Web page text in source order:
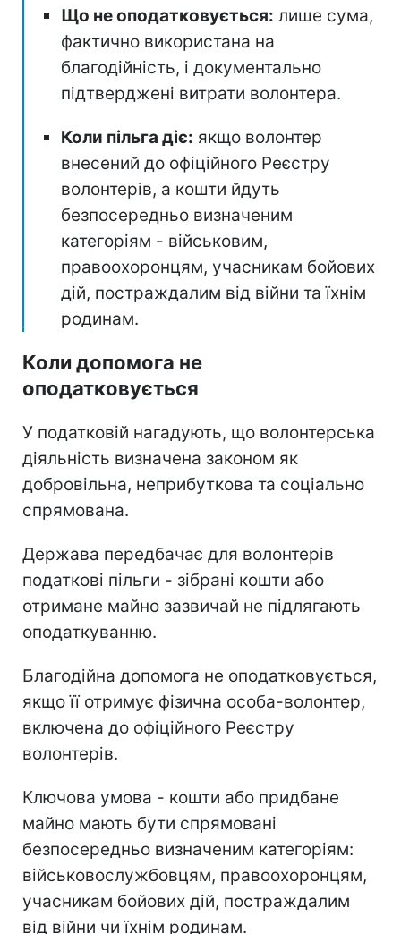
Що не оподатковується: лише сума,
фактично використана на
благодійність, і документально
підтверджені витрати волонтера.
Коли пільга діє: якщо волонтер
внесений до офіційного Реєстру
волонтерів, а кошти йдуть
безпосередньо визначеним
категоріям - військовим,
правоохоронцям, учасникам бойових
дій, постраждалим від війни та їхнім
родинам.
Коли допомога не
оподатковується
У податковій нагадують, що волонтерська
діяльність визначена законом як
добровільна, неприбуткова та соціально
спрямована.
Держава передбачає для волонтерів
податкові пільги - зібрані кошти або
отримане майно зазвичай не підлягають
оподаткуванню.
Благодійна допомога не оподатковується,
якщо її отримує фізична особа-волонтер,
включена до офіційного Реєстру
волонтерів.
Ключова умова - кошти або придбане
майно мають бути спрямовані
безпосередньо визначеним категоріям:
військовослужбовцям, правоохоронцям,
учасникам бойових дій, постраждалим
від війни чи їхнім родинам.